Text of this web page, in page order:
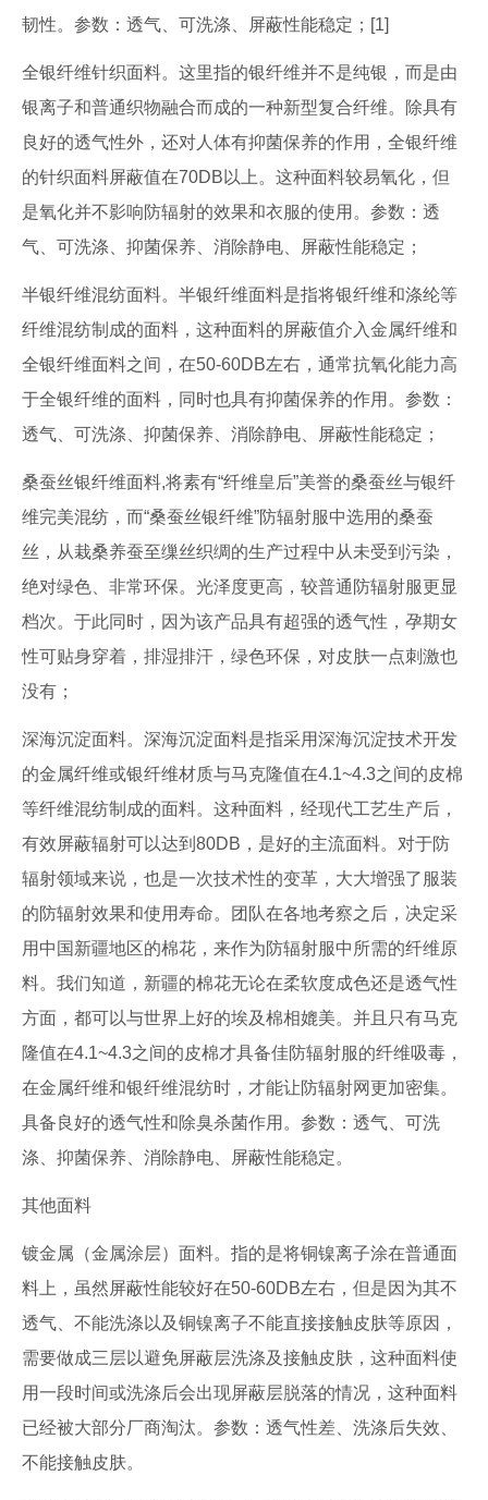
韧性。参数：透气、可洗涤、屏蔽性能稳定；[1]
全银纤维针织面料。这里指的银纤维并不是纯银，而是由
银离子和普通织物融合而成的一种新型复合纤维。除具有
良好的透气性外，还对人体有抑菌保养的作用，全银纤维
的针织面料屏蔽值在70DB以上。这种面料较易氧化，但
是氧化并不影响防辐射的效果和衣服的使用。参数：透
气、可洗涤、抑菌保养、消除静电、屏蔽性能稳定；
半银纤维混纺面料。半银纤维面料是指将银纤维和涤纶等
纤维混纺制成的面料，这种面料的屏蔽值介入金属纤维和
全银纤维面料之间，在50-60DB左右，通常抗氧化能力高
于全银纤维的面料，同时也具有抑菌保养的作用。参数：
透气、可洗涤、抑菌保养、消除静电、屏蔽性能稳定；
桑蚕丝银纤维面料,将素有“纤维皇后”美誉的桑蚕丝与银纤
维完美混纺，而“桑蚕丝银纤维”防辐射服中选用的桑蚕
丝，从栽桑养蚕至缫丝织绸的生产过程中从未受到污染，
绝对绿色、非常环保。光泽度更高，较普通防辐射服更显
档次。于此同时，因为该产品具有超强的透气性，孕期女
性可贴身穿着，排湿排汗，绿色环保，对皮肤一点刺激也
没有；
深海沉淀面料。深海沉淀面料是指采用深海沉淀技术开发
的金属纤维或银纤维材质与马克隆值在4.1~4.3之间的皮棉
等纤维混纺制成的面料。这种面料，经现代工艺生产后，
有效屏蔽辐射可以达到80DB，是好的主流面料。对于防
辐射领域来说，也是一次技术性的变革，大大增强了服装
的防辐射效果和使用寿命。团队在各地考察之后，决定采
用中国新疆地区的棉花，来作为防辐射服中所需的纤维原
料。我们知道，新疆的棉花无论在柔软度成色还是透气性
方面，都可以与世界上好的埃及棉相媲美。并且只有马克
隆值在4.1~4.3之间的皮棉才具备佳防辐射服的纤维吸毒，
在金属纤维和银纤维混纺时，才能让防辐射网更加密集。
具备良好的透气性和除臭杀菌作用。参数：透气、可洗
涤、抑菌保养、消除静电、屏蔽性能稳定。
其他面料
镀金属（金属涂层）面料。指的是将铜镍离子涂在普通面
料上，虽然屏蔽性能较好在50-60DB左右，但是因为其不
透气、不能洗涤以及铜镍离子不能直接接触皮肤等原因，
需要做成三层以避免屏蔽层洗涤及接触皮肤，这种面料使
用一段时间或洗涤后会出现屏蔽层脱落的情况，这种面料
已经被大部分厂商淘汰。参数：透气性差、洗涤后失效、
不能接触皮肤。